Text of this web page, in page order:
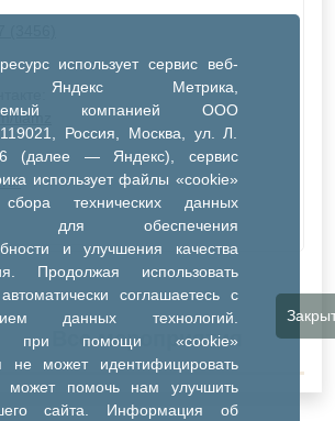
использует сервис веб-
Яндекс Метрика,
компанией ООО
Россия, Москва, ул. Л.
(далее — Яндекс), сервис
использует файлы «cookie»
технических данных
для обеспечения
и улучшения качества
Продолжая использовать
соглашаетесь с
данных технологий.
при помощи «cookie»
не может идентифицировать
может помочь нам улучшить
сайта. Информация об
tiamz
Все мероприятия